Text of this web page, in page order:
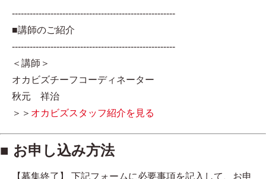
-------------------------------------------------------
■講師のご紹介
-------------------------------------------------------
＜講師＞
オカビズチーフコーディネーター
秋元 祥治
＞＞ オカビズスタッフ紹介を見る
■ お申し込み方法
【募集終了】 下記フォームに必要事項を記入して、お申